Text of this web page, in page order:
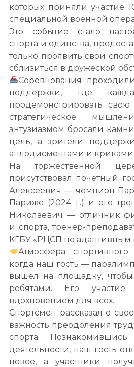
которых приняли участие
специальной военной
Это событие стало
спорта и единства,
только проявить свои
сблизиться в дружеской
Соревнования
поддержки, где
продемонстрировать
стратегическое
энтузиазмом бросали
цель, а зрители
аплодисментами и
На торжественной
присутствовал почетный
Алексеевич — чемпион
Париже (2024 г.) и его
Николаевич — отличник
и спорта, тренер-
КГБУ «РЦСП по адаптивным
Атмосфера спортивного
когда наш гость —
вышел на площадку,
ребятами. Его участие
вдохновением для всех.
Спортсмен рассказал о
важность преодоления
спорта.
деятельности, наш гость
новое, а участники